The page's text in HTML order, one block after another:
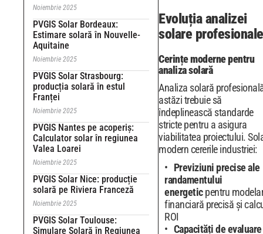
Noiembrie 2025
PVGIS Solar Bordeaux:
Estimare solară în Nouvelle-
Aquitaine
Noiembrie 2025
PVGIS Solar Strasbourg:
producția solară în estul
Franței
Noiembrie 2025
PVGIS Nantes pe acoperiș:
Calculator solar în regiunea
Valea Loarei
Noiembrie 2025
PVGIS Solar Nice: producție
solară pe Riviera Franceză
Noiembrie 2025
PVGIS Solar Toulouse:
Simulare Solară în Regiunea
Evoluția analizei
solare profesionale
Cerințe moderne pentru
analiza solară
Analiza solară
astăzi trebuie să
îndeplinească standarde
stricte pentru a asigura
viabilitatea proiectului.
modern cererile industriei:
Previziuni precise ale
randamentului
energeticpentru
financiară precisă și
ROI
Capacități de evaluare